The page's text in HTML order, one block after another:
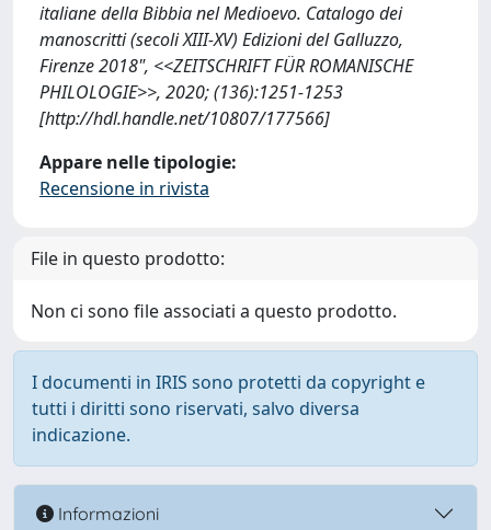
italiane della Bibbia nel Medioevo. Catalogo dei
manoscritti (secoli XIII-XV) Edizioni del Galluzzo,
Firenze 2018", <<ZEITSCHRIFT FÜR ROMANISCHE
PHILOLOGIE>>, 2020; (136):1251-1253
[http://hdl.handle.net/10807/177566]
Appare nelle tipologie:
Recensione in rivista
File in questo prodotto:
Non ci sono file associati a questo prodotto.
I documenti in IRIS sono protetti da copyright e
tutti i diritti sono riservati, salvo diversa
indicazione.
Informazioni